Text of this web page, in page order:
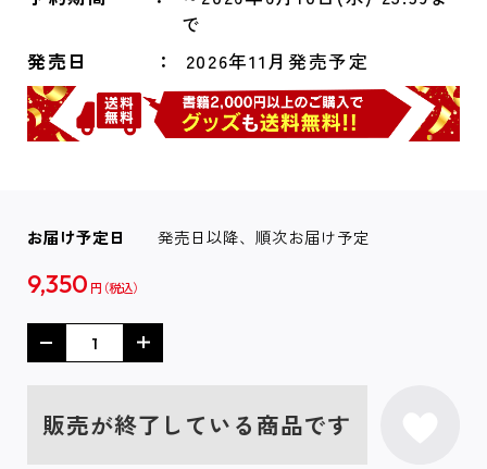
で
発売日
2026年11月発売予定
お届け予定日 発売日以降、順次お届け予定
9,350 円
販売が終了している商品です